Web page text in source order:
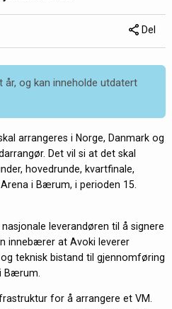
Del
år, og kan inneholde utdatert
arrangeres i Norge, Danmark og
Det vil si at det skal
hovedrunde, kvartfinale,
i Bærum, i perioden 15.
leverandøren til å signere
innebærer at Avoki leverer
teknisk bistand til gjennomføring
Bærum.
for å arrangere et VM.